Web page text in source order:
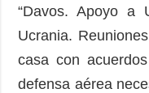
“Davos. Apoyo a
Ucrania.
casa con
defensa aérea